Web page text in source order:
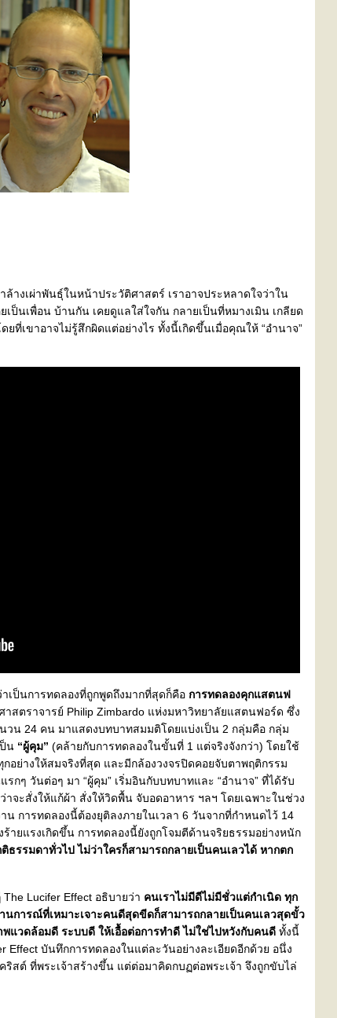
างเผ่าพันธุ์ในหน้าประวัติศาสตร์ เราอาจประหลาดใจว่าใน
ป็นเพื่อน บ้านกัน เคยดูแลใส่ใจกัน กลายเป็นที่หมางเมิน เกลียด
ที่เขาอาจไม่รู้สึกผิดแต่อย่างไร ทั้งนี้เกิดขึ้นเมื่อคุณให้ “อำนาจ”
เป็นการทดลองที่ถูกพูดถึงมากที่สุดก็คือ การทดลองคุกแสตนฟ
าสตราจารย์ Philip Zimbardo แห่งมหาวิทยาลัยแสตนฟอร์ด ซึ่ง
น 24 คน มาแสดงบทบาทสมมติโดยแบ่งเป็น 2 กลุ่มคือ กลุ่ม
น “ผู้คุม” (คล้ายกับการทดลองในขั้นที่ 1 แต่จริงจังกว่า) โดยใช้
อย่างให้สมจริงที่สุด และมีกล้องวงจรปิดคอยจับตาพฤติกรรม
กๆ วันต่อๆ มา “ผู้คุม” เริ่มอินกับบทบาทและ “อำนาจ” ที่ได้รับ
จะสั่งให้แก้ผ้า สั่งให้วิดพื้น จับอดอาหาร ฯลฯ โดยเฉพาะในช่วง
น การทดลองนี้ต้องยุติลงภายในเวลา 6 วันจากที่กำหนดไว้ 14
ายแรงเกิดขึ้น การทดลองนี้ยังถูกโจมตีด้านจริยธรรมอย่างหนัก
ธรรมดาทั่วไป ไม่ว่าใครก็สามารถกลายเป็นคนเลวได้ หากตก
Lucifer Effect อธิบายว่า คนเราไม่มีดีไม่มีชั่วแต่กำเนิด ทุก
การณ์ที่เหมาะเจาะคนดีสุดขีดก็สามารถกลายเป็นคนเลวสุดขั้ว
แวดล้อมดี ระบบดี ให้เอื้อต่อการทำดี ไม่ใช่ไปหวังกับคนดี ทั้งนี้
Effect บันทึกการทดลองในแต่ละวันอย่างละเอียดอีกด้วย อนึ่ง
สต์ ที่พระเจ้าสร้างขึ้น แต่ต่อมาคิดกบฏต่อพระเจ้า จึงถูกขับไล่